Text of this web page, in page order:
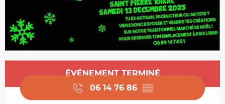
Ouverture et coordonnées
ÉVÉNEMENT TERMINÉ
06 14 76 86 ▒▒